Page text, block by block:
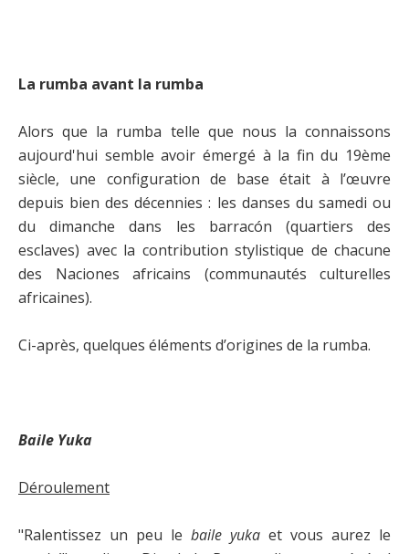
La rumba avant la rumba
Alors que la rumba telle que nous la connaissons
aujourd'hui semble avoir émergé à la fin du 19ème
siècle, une configuration de base était à l’œuvre
depuis bien des décennies : les danses du samedi ou
du dimanche dans les barracón (quartiers des
esclaves) avec la contribution stylistique de chacune
des Naciones africains (communautés culturelles
africaines).
Ci-après, quelques éléments d’origines de la rumba.
Baile Yuka
Déroulement
"Ralentissez un peu le baile yuka et vous aurez le